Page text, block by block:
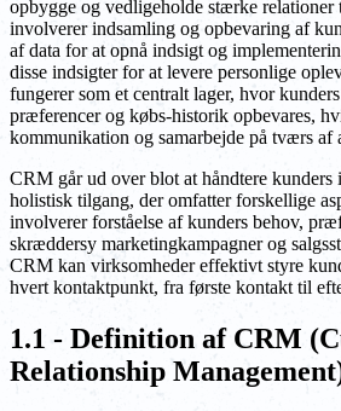
opbygge og vedligeholde stærke relationer
involverer indsamling og opbevaring af
af data for at opnå indsigt og
disse indsigter for at levere personlige
fungerer som et centralt lager, hvor
præferencer og købs-historik opbevares,
kommunikation og samarbejde på tværs af
CRM går ud over blot at håndtere kunders
holistisk tilgang, der omfatter forskellige
involverer forståelse af kunders behov,
skræddersy marketingkampagner og
CRM kan virksomheder effektivt styre
hvert kontaktpunkt, fra første kontakt til
1.1 - Definition af CRM
Relationship